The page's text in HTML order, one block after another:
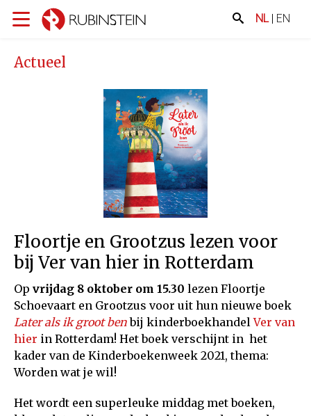
NL| EN
Actueel
Floortje en Grootzus lezen voor
bij Ver van hier in Rotterdam
Op vrijdag 8 oktober om 15.30 lezen Floortje
Schoevaart en Grootzus voor uit hun nieuwe boek
Later als ik groot benbij kinderboekhandelVer van
hier in Rotterdam! Het boek verschijnt in het
kader van de Kinderboekenweek 2021, thema:
Worden wat je wil!
Het wordt een superleuke middag met boeken,